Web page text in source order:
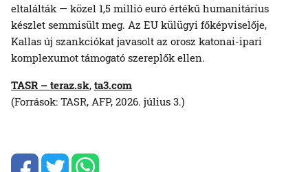
eltalálták — közel 1,5 millió euró értékű humanitárius
készlet semmisült meg. Az EU külügyi főképviselője,
Kallas új szankciókat javasolt az orosz katonai-ipari
komplexumot támogató szereplők ellen.
TASR – teraz.sk, ta3.com
(Források: TASR, AFP, 2026. július 3.)